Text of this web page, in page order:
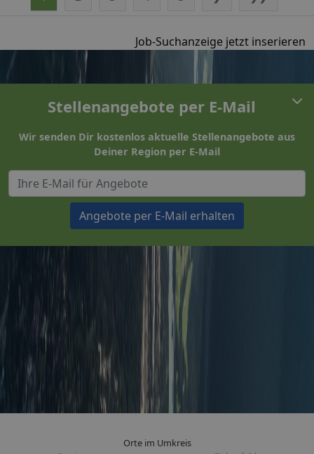
Job-Suchanzeige jetzt inserieren
Stellenangebote per E-Mail
Wir senden Dir kostenlos aktuelle Stellenangebote aus
Deiner Region per E-Mail
Angebote per E-Mail erhalten
Orte im Umkreis